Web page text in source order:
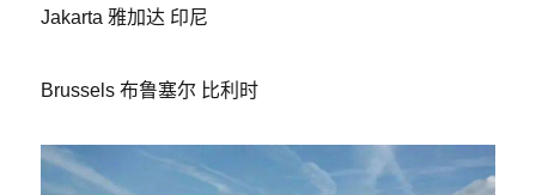
Jakarta 雅加达 印尼
Brussels 布鲁塞尔 比利时